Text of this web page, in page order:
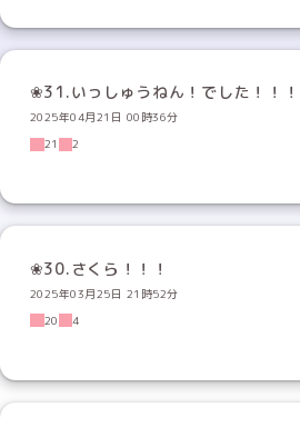
❀31.いっしゅうねん！でした！！！
2025年04月21日 00時36分
21
2
❀30.さくら！！！
2025年03月25日 21時52分
20
4